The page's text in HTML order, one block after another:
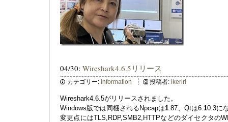
04/30: Wireshark4.6.5リリース
カテゴリー: information 投稿者: ikeriri
Wireshark4.6.5がリリースされました。
Windows版では同梱されるNpcapは1.87、Qtは6.10.3に
変更点にはTLS,RDP,SMB2,HTTPなどのダイセクタの